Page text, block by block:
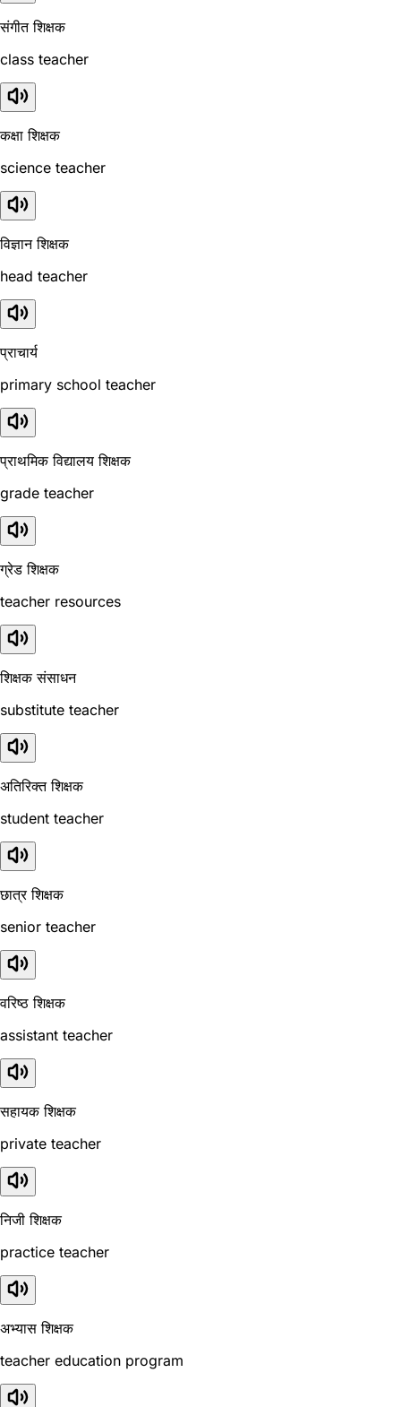
संगीत शिक्षक
class teacher
कक्षा शिक्षक
science teacher
विज्ञान शिक्षक
head teacher
प्राचार्य
primary school teacher
प्राथमिक विद्यालय शिक्षक
grade teacher
ग्रेड शिक्षक
teacher resources
शिक्षक संसाधन
substitute teacher
अतिरिक्त शिक्षक
student teacher
छात्र शिक्षक
senior teacher
वरिष्ठ शिक्षक
assistant teacher
सहायक शिक्षक
private teacher
निजी शिक्षक
practice teacher
अभ्यास शिक्षक
teacher education program